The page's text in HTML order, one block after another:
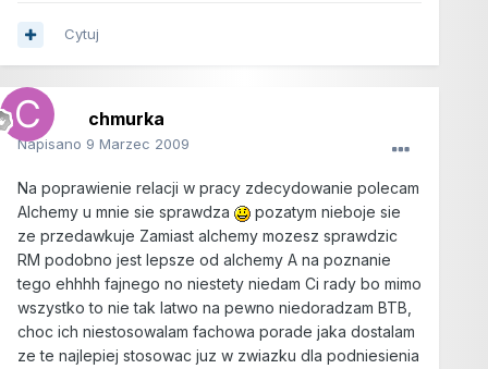
Cytuj
chmurka
Napisano 9 Marzec 2009
Na poprawienie relacji w pracy zdecydowanie polecam
Alchemy u mnie sie sprawdza
pozatym nieboje sie
ze przedawkuje Zamiast alchemy mozesz sprawdzic
RM podobno jest lepsze od alchemy A na poznanie
tego ehhhh fajnego no niestety niedam Ci rady bo mimo
wszystko to nie tak latwo na pewno niedoradzam BTB,
choc ich niestosowalam fachowa porade jaka dostalam
ze te najlepiej stosowac juz w zwiazku dla podniesienia